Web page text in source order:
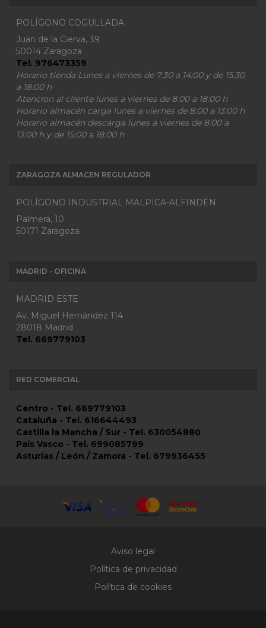
POLÍGONO COGULLADA
Juan de la Cierva, 39
50014 Zaragoza
Tel. 976473359
Horario tienda Lunes a viernes de 7:30 a 14:00 y de 15:30
a 18:00 h
Atencion al cliente lunes a viernes de 8:00 a 18:00 h
Horario almacén carga lunes a viernes de 8:00 a 13:00 h
Horario almacén descarga lunes a viernes de 8:00 a
13:00 h y de 15:00 a 18:00 h
ZARAGOZA ALMACEN REGULADOR
POLÍGONO INDUSTRIAL MALPICA-ALFINDÉN
Palmera, 10
50171 Zaragoza
MADRID - OFICINA
MADRID ESTE
Av. Miguel Hernández 114
28018 Madrid
Tel. 669779103
RED COMERCIAL
Centro - Tel. 669779103
Cataluña - Tel. 616644493
Castilla la Mancha / Sur - Tel. 630054880
País Vasco - Tel. 699085799
Asturias / León / Zamora - Tel. 679936455
Aviso legal
Política de privacidad
Política de cookies